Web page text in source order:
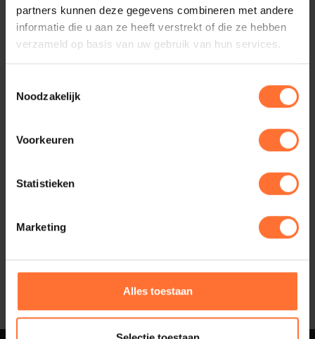
partners kunnen deze gegevens combineren met andere
informatie die u aan ze heeft verstrekt of die ze hebben
verzameld op basis van uw gebruik van hun services.
Noodzakelijk
Voorkeuren
Statistieken
Marketing
Alles toestaan
Hoofdsponsor Avodesch
Mark in den Bosch, marketing en sales manager, is
inmiddels 7 jaar werkzaam bij Avodesch. Met meer d
Lees verder